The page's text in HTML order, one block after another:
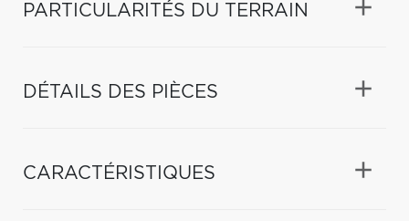
PARTICULARITÉS DU TERRAIN
DÉTAILS DES PIÈCES
CARACTÉRISTIQUES